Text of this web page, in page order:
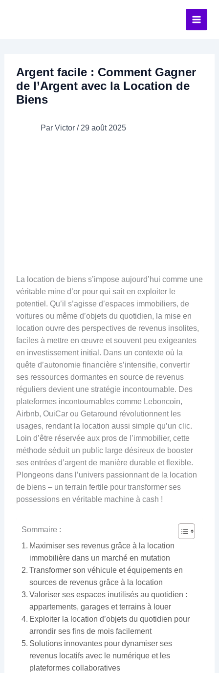
Argent facile : Comment Gagner
de l’Argent avec la Location de
Biens
Par Victor / 29 août 2025
La location de biens s’impose aujourd’hui comme une
véritable mine d’or pour qui sait en exploiter le
potentiel. Qu’il s’agisse d’espaces immobiliers, de
voitures ou même d’objets du quotidien, la mise en
location ouvre des perspectives de revenus insolites,
faciles à mettre en œuvre et souvent peu exigeantes
en investissement initial. Dans un contexte où la
quête d’autonomie financière s’intensifie, convertir
ses ressources dormantes en source de revenus
réguliers devient une stratégie incontournable. Des
plateformes incontournables comme Leboncoin,
Airbnb, OuiCar ou Getaround révolutionnent les
usages, rendant la location aussi simple qu’un clic.
Loin d’être réservée aux pros de l’immobilier, cette
méthode séduit un public large désireux de booster
ses entrées d’argent de manière durable et flexible.
Plongeons dans l’univers passionnant de la location
de biens – un terrain fertile pour transformer ses
possessions en véritable machine à cash !
Sommaire :
Maximiser ses revenus grâce à la location
immobilière dans un marché en mutation
Transformer son véhicule et équipements en
sources de revenus grâce à la location
Valoriser ses espaces inutilisés au quotidien :
appartements, garages et terrains à louer
Exploiter la location d’objets du quotidien pour
arrondir ses fins de mois facilement
Solutions innovantes pour dynamiser ses
revenus locatifs avec le numérique et les
plateformes collaboratives